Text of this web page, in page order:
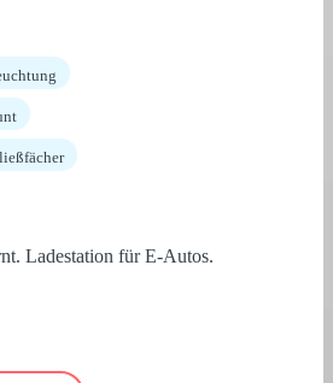
Ladestation für E-Autos.